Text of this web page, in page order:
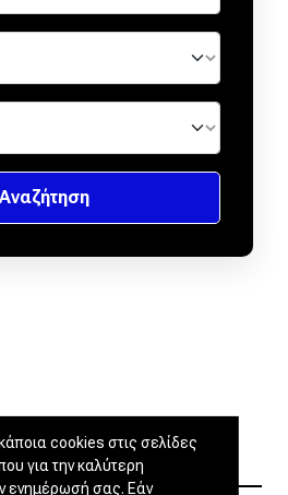
cookies στις σελίδες
για την καλύτερη
ενημέρωσή σας. Εάν